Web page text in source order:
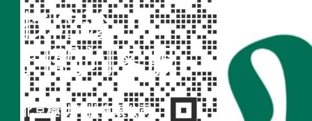
找陪诊
扫码问客服
北京樾动科技有限公司